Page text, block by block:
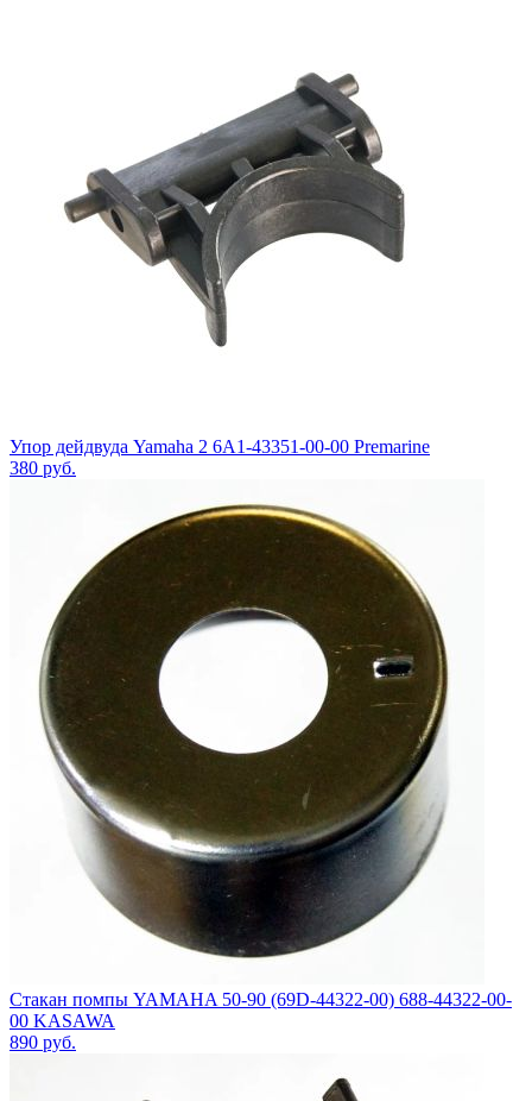
Упор дейдвуда Yamaha 2 6A1-43351-00-00 Premarine
380 руб.
Стакан помпы YAMAHA 50-90 (69D-44322-00) 688-44322-00-
00 KASAWA
890 руб.